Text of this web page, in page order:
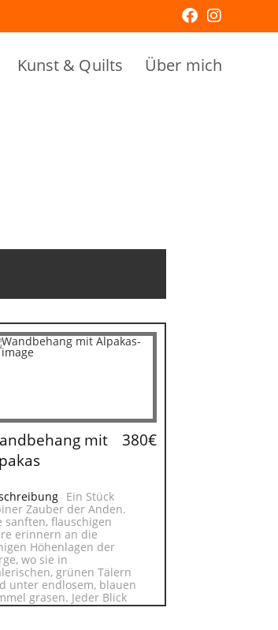
Kunst & Quilts Über mich
mit
380€
Ein Stück
Zauber der Anden.
sanften, flauschigen
erinnern an die
Höhenlagen der
wo sie in
grünen Tälern
unter endlosem, blauen
grasen. Jeder Blick
den Wandbehang